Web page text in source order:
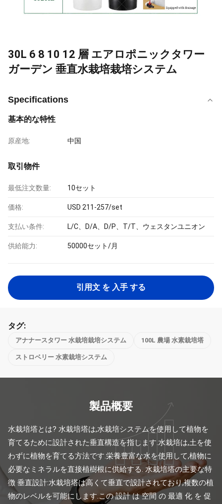
30L 6 8 10 12 層 エアロポニックタワー
ガーデン 垂直水栽培栽培システム
Specifications
基本的な特性
原産地: 中国
取引物件
最低注文数量: 10セット
価格: USD 211-257/set
支払い条件: L/C、D/A、D/P、T/T、ウェスタンユニオン
供給能力: 50000セット/月
引用文 を 入手 する
タグ:
アナナースタワー 水栽培栽培システム 100L 農場 水素栽培塔
ストロベリー 水素栽培システム
製品概要
水栽培塔とは? 水栽培塔は,水栽培システムを使用して植物を
育てるために設計された垂直構造を指します.水栽培は,土を使
わずに植物を育てる方法です.栄養豊富な水を使用して,植物に
必要なミネラルを直接植樹根に供給する. 水栽培塔の主要な特
徴 垂直設計:水栽培塔は高くて垂直で設計されており,複数の植
物のレベルを可能にします.この 設計 は 空間 の 最適 化 を 促